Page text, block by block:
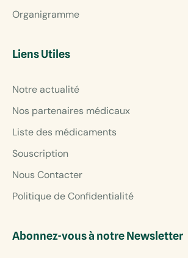
Organigramme
Liens Utiles
Notre actualité
Nos partenaires médicaux
Liste des médicaments
Souscription
Nous Contacter
Politique de Confidentialité
Abonnez-vous à notre Newsletter